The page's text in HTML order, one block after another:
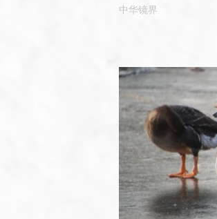
动海报）随着智能手
中华镜界